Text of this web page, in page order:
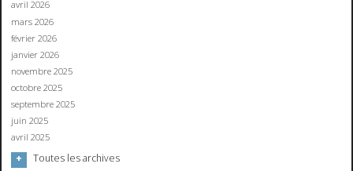
avril 2026
mars 2026
février 2026
janvier 2026
novembre 2025
octobre 2025
septembre 2025
juin 2025
avril 2025
Toutes les archives